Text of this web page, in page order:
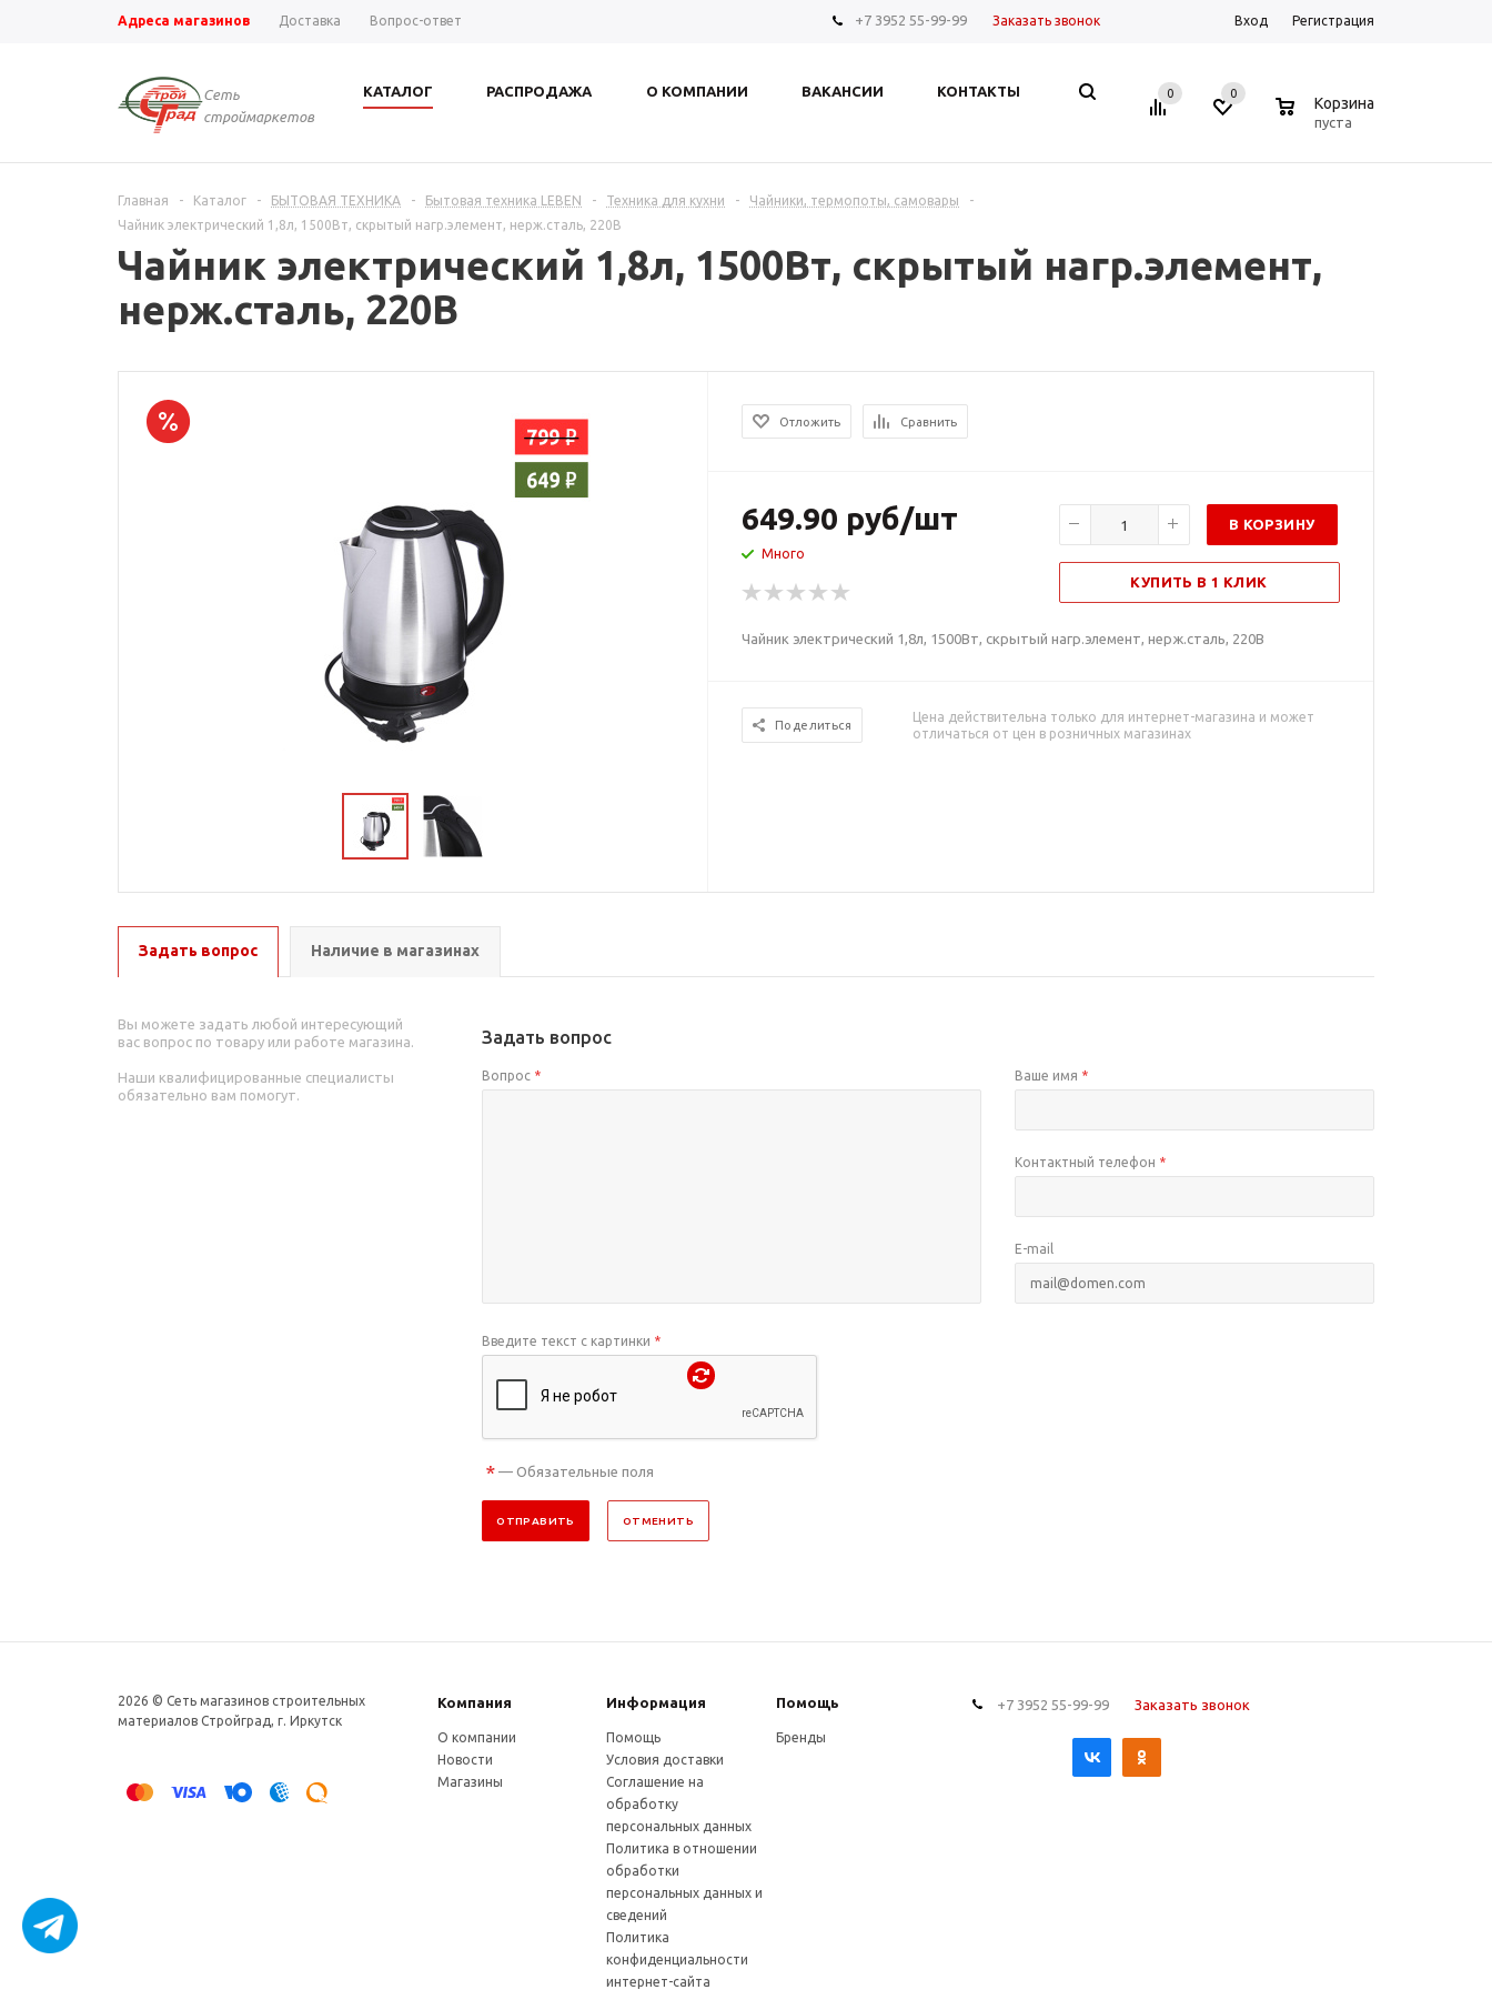
Адреса магазинов Доставка Вопрос-ответ +7 3952 55-99-99 Заказать звонок Вход Регистрация
Сеть
строймаркетов
КАТАЛОГ РАСПРОДАЖА О КОМПАНИИ ВАКАНСИИ КОНТАКТЫ 0 0
Корзина
пуста
Главная - Каталог - БЫТОВАЯ ТЕХНИКА - Бытовая техника LEBEN - Техника для кухни - Чайники, термопоты, самовары
-
Чайник электрический 1,8л, 1500Вт, скрытый нагр.элемент, нерж.сталь, 220В
Чайник электрический 1,8л, 1500Вт, скрытый нагр.элемент,
нерж.сталь, 220В
Отложить Сравнить
649.90 руб/шт
Много
В КОРЗИНУ
КУПИТЬ В 1 КЛИК
Чайник электрический 1,8л, 1500Вт, скрытый нагр.элемент, нерж.сталь, 220В
Поделиться
Цена действительна только для интернет-магазина и может
отличаться от цен в розничных магазинах
Задать вопрос Наличие в магазинах
Вы можете задать любой интересующий
вас вопрос по товару или работе магазина.
Наши квалифицированные специалисты
обязательно вам помогут.
Задать вопрос
Вопрос * Ваше имя *
Контактный телефон *
E-mail
Введите текст с картинки *
* — Обязательные поля
ОТПРАВИТЬ ОТМЕНИТЬ
2026 © Сеть магазинов строительных
материалов Стройград, г. Иркутск
Компания Информация Помощь
О компании
Новости
Магазины
Помощь
Условия доставки
Соглашение на
обработку
персональных данных
Политика в отношении
обработки
персональных данных и
сведений
Политика
конфиденциальности
интернет-сайта
Бренды
+7 3952 55-99-99 Заказать звонок